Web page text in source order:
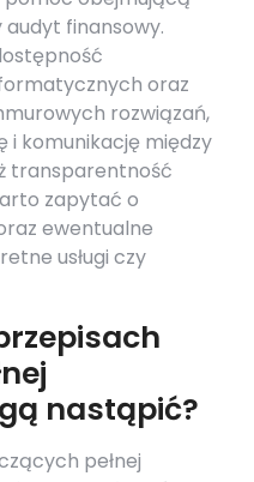
finansowy.
oraz
rozwiązań,
i komunikację między
transparentność
zapytać o
ewentualne
usługi czy
nastąpić?
pełnej